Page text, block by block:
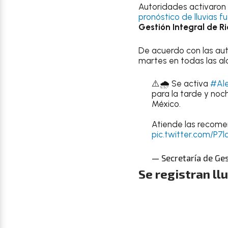
Autoridades
pronóstico de lluvias
Gestión Integral de
De acuerdo con las
martes en todas las
⚠️🌧️ Se activa
para la tarde y
México.
Atiende las
pic.twitter.com/
— Secretaría de
Se registran